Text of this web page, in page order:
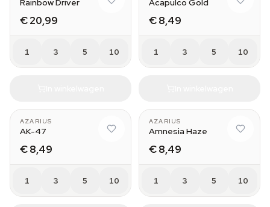
Rainbow Driver
€ 20,99
1 3 5 10
Acapulco Gold
€ 8,49
1 3 5 10
AZARIUS
AK-47
€ 8,49
1 3 5 10
AZARIUS
Amnesia Haze
€ 8,49
1 3 5 10